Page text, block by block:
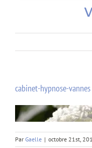
cabinet-hypnose-vannes
Par Gaelle | octobre 21st,